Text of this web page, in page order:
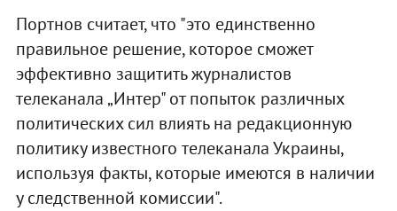
Портнов считает, что "это единственно
правильное решение, которое сможет
эффективно защитить журналистов
телеканала „Интер" от попыток различных
политических сил влиять на редакционную
политику известного телеканала Украины,
используя факты, которые имеются в наличии
у следственной комиссии".